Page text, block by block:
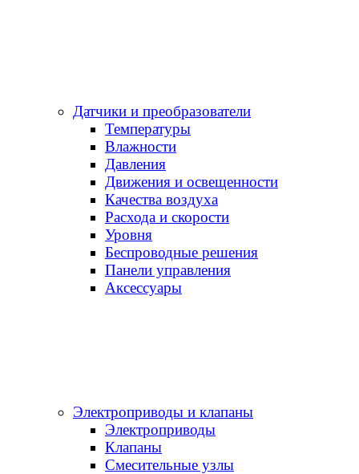
Датчики и преобразователи
Температуры
Влажности
Давления
Движения и освещенности
Качества воздуха
Расхода и скорости
Уровня
Беспроводные решения
Панели управления
Аксессуары
Электроприводы и клапаны
Электроприводы
Клапаны
Cмесительные узлы